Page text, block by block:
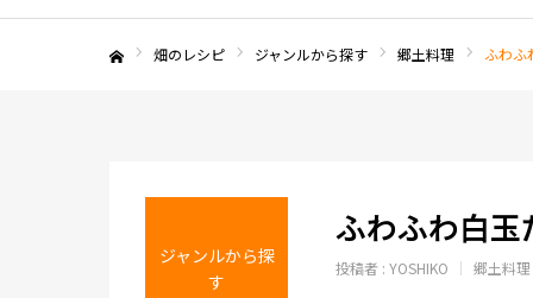
畑のレシピ ジャンルから探す 郷土料理 ふわふ
ジャンルから探
す
ふわふわ白玉
投稿者 : YOSHIKO 郷土料理